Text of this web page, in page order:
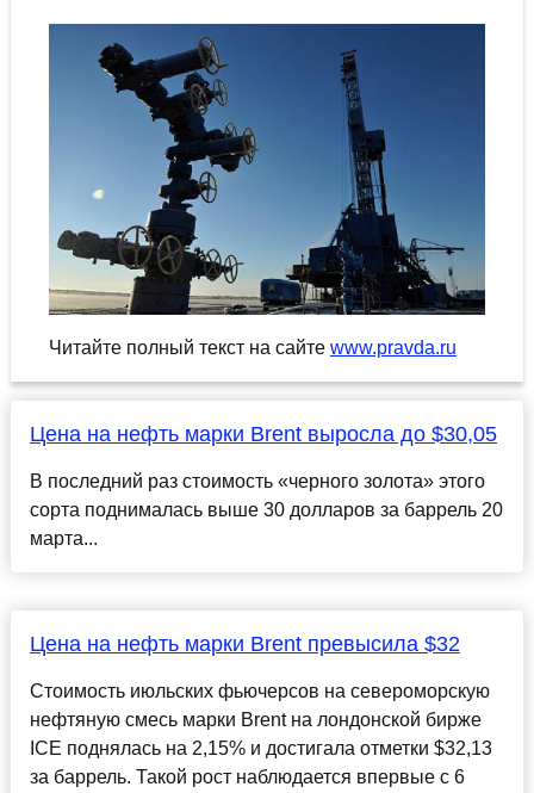
Читайте полный текст на сайте www.pravda.ru
Цена на нефть марки Brent выросла до $30,05
В последний раз стоимость «черного золота» этого
сорта поднималась выше 30 долларов за баррель 20
марта...
Цена на нефть марки Brent превысила $32
Стоимость июльских фьючерсов на североморскую
нефтяную смесь марки Brent на лондонской бирже
ICE поднялась на 2,15% и достигала отметки $32,13
за баррель. Такой рост наблюдается впервые с 6